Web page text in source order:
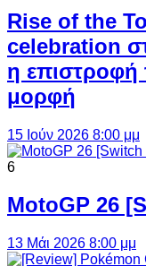
Rise of the
celebration
η επιστροφή
μορφή
15 Ιούν 2026 8:00 μμ
6
MotoGP 26
13 Μάι 2026 8:00 μμ